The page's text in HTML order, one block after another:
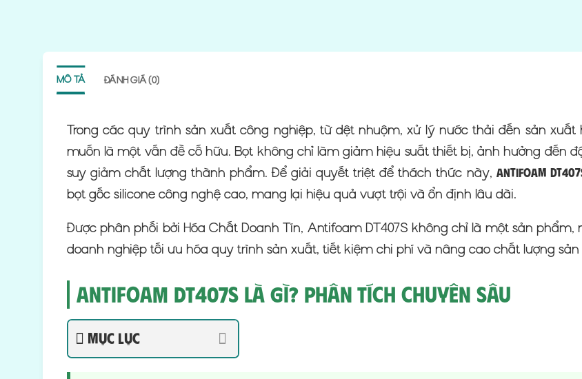
MÔ TẢ ĐÁNH GIÁ (0)
Trong các quy trình sản xuất công nghiệp, từ dệt nhuộm, xử lý nước thải đến sản
muốn là một vấn đề cố hữu. Bọt không chỉ làm giảm hiệu suất thiết bị, ảnh hưởng đến
suy giảm chất lượng thành phẩm. Để giải quyết triệt để thách thức này, Antifoam
bọt gốc silicone công nghệ cao, mang lại hiệu quả vượt trội và ổn định lâu dài.
Được phân phối bởi Hóa Chất Doanh Tín, Antifoam DT407S không chỉ là một sản
doanh nghiệp tối ưu hóa quy trình sản xuất, tiết kiệm chi phí và nâng cao chất lượng
Antifoam DT407S Là Gì? Phân Tích Chuyên Sâu
Mục lục